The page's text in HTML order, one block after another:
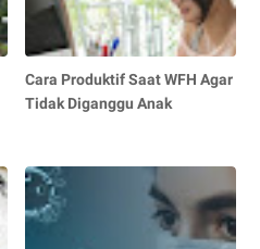
Cara Produktif Saat WFH Agar
Tidak Diganggu Anak